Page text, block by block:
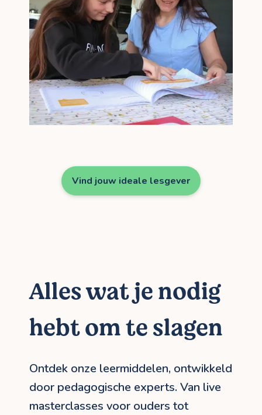
Vind jouw ideale lesgever
Alles wat je nodig
hebt om te slagen
Ontdek onze leermiddelen, ontwikkeld
door pedagogische experts. Van live
masterclasses voor ouders tot